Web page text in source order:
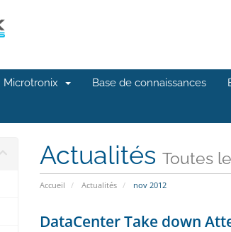
Microtronix Base de connaissances
Actualités Toutes
Accueil Actualités nov 2012
DataCenter Take down